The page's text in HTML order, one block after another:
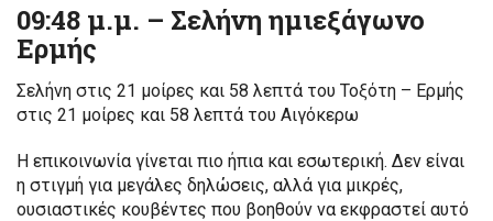
09:48 μ.μ. – Σελήνη ημιεξάγωνο
Ερμής
Σελήνη στις 21 μοίρες και 58 λεπτά του Τοξότη – Ερμής
στις 21 μοίρες και 58 λεπτά του Αιγόκερω
Η επικοινωνία γίνεται πιο ήπια και εσωτερική. Δεν είναι
η στιγμή για μεγάλες δηλώσεις, αλλά για μικρές,
ουσιαστικές κουβέντες που βοηθούν να εκφραστεί αυτό